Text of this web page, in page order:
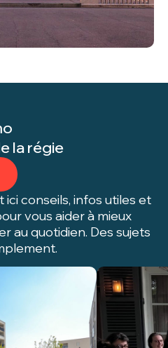
la régie
conseils, infos utiles et
vous aider à mieux
au quotidien. Des sujets